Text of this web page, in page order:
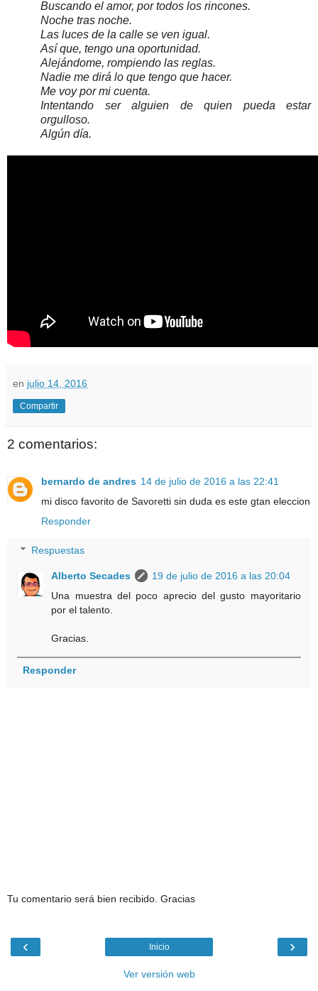
Buscando el amor, por todos los rincones.
Noche tras noche.
Las luces de la calle se ven igual.
Así que, tengo una oportunidad.
Alejándome, rompiendo las reglas.
Nadie me dirá lo que tengo que hacer.
Me voy por mi cuenta.
Intentando ser alguien de quien pueda estar
orgulloso.
Algún día.
en julio 14, 2016
Compartir
2 comentarios:
bernardo de andres 14 de julio de 2016 a las 22:41
mi disco favorito de Savoretti sin duda es este gtan eleccion
Responder
Respuestas
Alberto Secades
19 de julio de 2016 a las 20:04
Una muestra del poco aprecio del gusto mayoritario
por el talento.
Gracias.
Responder
Tu comentario será bien recibido. Gracias
‹ ›
Inicio
Ver versión web